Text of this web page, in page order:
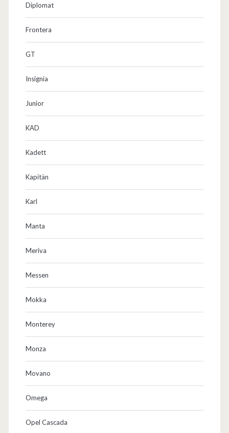
Diplomat
Frontera
GT
Insignia
Junior
KAD
Kadett
Kapitän
Karl
Manta
Meriva
Messen
Mokka
Monterey
Monza
Movano
Omega
Opel Cascada